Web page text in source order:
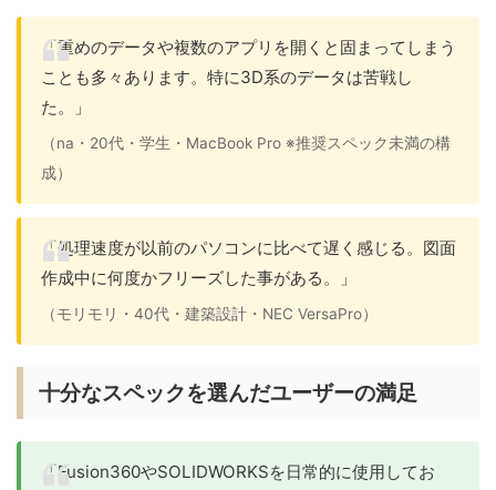
「重めのデータや複数のアプリを開くと固まってしまう
ことも多々あります。特に3D系のデータは苦戦し
た。」
（na・20代・学生・MacBook Pro ※推奨スペック未満の構
成）
「処理速度が以前のパソコンに比べて遅く感じる。図面
作成中に何度かフリーズした事がある。」
（モリモリ・40代・建築設計・NEC VersaPro）
十分なスペックを選んだユーザーの満足
「Fusion360やSOLIDWORKSを日常的に使用してお